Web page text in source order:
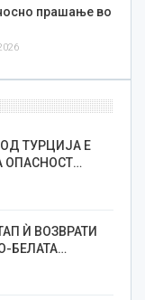
прашање во
ТУРЦИЈА Е
ОПАСНОСТ…
Ѝ ВОЗВРАТИ
БЕЛАТА…